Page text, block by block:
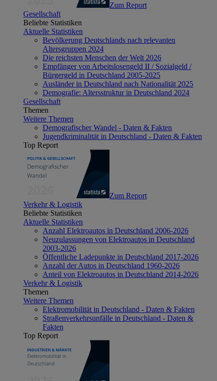
Zum Report
Gesellschaft
Beliebte Statistiken
Aktuelle Statistiken
Bevölkerung Deutschlands nach relevanten
Altersgruppen 2024
Die reichsten Menschen der Welt 2026
Empfänger von Arbeitslosengeld II / Sozialgeld /
Bürgergeld in Deutschland 2005-2025
Ausländer in Deutschland nach Nationalität 2025
Demografie: Altersstruktur in Deutschland 2024
Gesellschaft
Themen
Weitere Themen
Demografischer Wandel - Daten & Fakten
Jugendkriminalität in Deutschland - Daten & Fakten
Top Report
Zum Report
Verkehr & Logistik
Beliebte Statistiken
Aktuelle Statistiken
Anzahl Elektroautos in Deutschland 2006-2026
Neuzulassungen von Elektroautos in Deutschland
2003-2026
Öffentliche Ladepunkte in Deutschland 2017-2026
Anzahl der Autos in Deutschland 1960-2026
Anteil von Elektroautos in Deutschland 2014-2026
Verkehr & Logistik
Themen
Weitere Themen
Elektromobilität in Deutschland - Daten & Fakten
Straßenverkehrsunfälle in Deutschland - Daten &
Fakten
Top Report